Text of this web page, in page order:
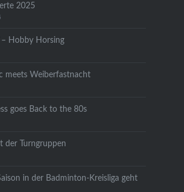
2025
– Hobby Horsing
meets Weiberfastnacht
goes Back to the 80s
der Turngruppen
in der Badminton-Kreisliga geht